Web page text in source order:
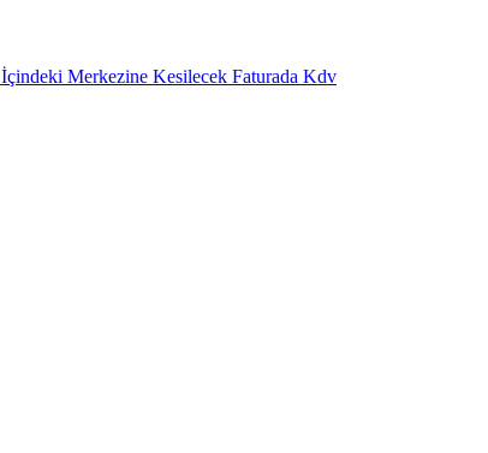
Merkezine Kesilecek Faturada Kdv